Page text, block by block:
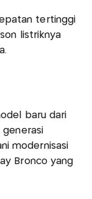
tertinggi
listriknya
baru dari
generasi
modernisasi
Bronco yang